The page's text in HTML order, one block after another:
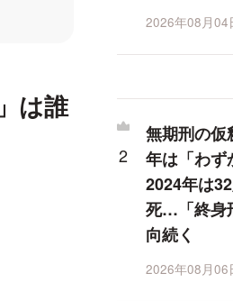
は誰
2026年08月04
無期刑の仮
年は「わず
2024年は
死…「終身
向続く
2026年08月06